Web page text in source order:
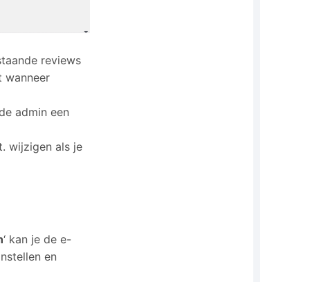
reviews
wanneer
admin een
wijzigen als je
‘ kan je de e-
en